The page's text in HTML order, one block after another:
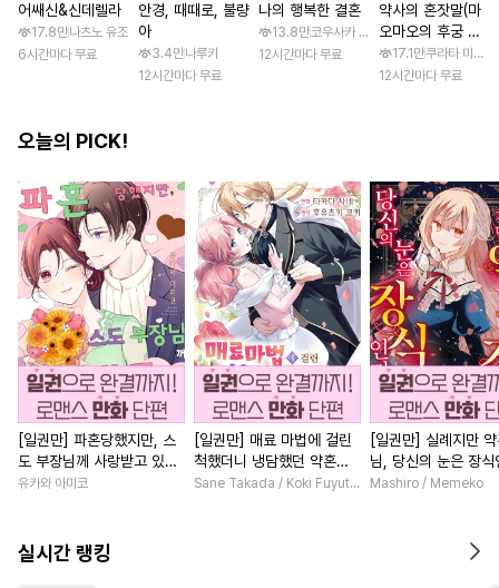
어쌔신&신데렐라
17.8만나츠노 유조
6시간마다 무료
안경, 때때로, 불량
아
3.4만나루키
12시간마다 무료
나의 행복한 결혼
13.8만코우사카 리토 / 아기토기 아쿠미
12시간마다 무료
약사의 혼잣말(마
오마오의 후궁 수
수께끼 풀이수첩)
17.1만쿠라타 미노
12시간마다 무료
오늘의 PICK!
[일권만] 파혼당했지만, 스
도 부장님께 사랑받고 있습
니다 [단행본]
유카와 아미코
[일권만] 매료 마법에 걸린
척했더니 냉담했던 약혼자
가 맹목적인 사랑꾼이 되었
Sane Takada / Koki Fuyutsuki
[일권만] 실례지만
님, 당신의 눈은 장식
요? [단행본]
Mashiro / Memeko
실시간 랭킹